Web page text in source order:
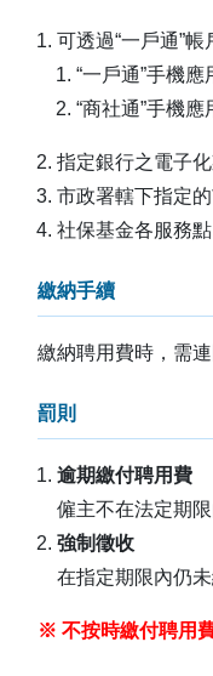
可透過“一戶通”
“一戶通”手機
“商社通”手機
指定銀行之電子
市政署轄下指定
社保基金各服務點
繳納手續
繳納聘用費時，需
罰則
逾期繳付聘用費
僱主不在法定期
強制徵收
在指定期限內仍
※ 不按時繳付聘用